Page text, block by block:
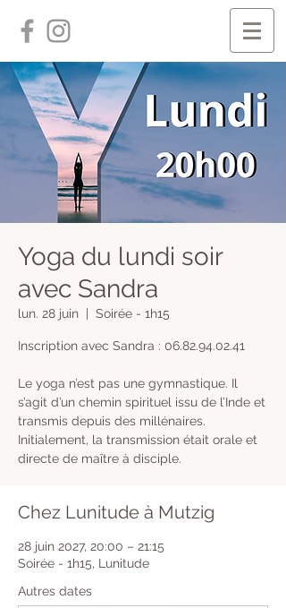
Yoga du lundi soir
avec Sandra
lun. 28 juin Soirée - 1h15
Inscription avec Sandra : 06.82.94.02.41
Le yoga n’est pas une gymnastique. Il
s’agit d’un chemin spirituel issu de l’Inde et
transmis depuis des millénaires.
Initialement, la transmission était orale et
directe de maître à disciple.
Chez Lunitude à Mutzig
28 juin 2027, 20:00 – 21:15
Soirée - 1h15, Lunitude
Autres dates